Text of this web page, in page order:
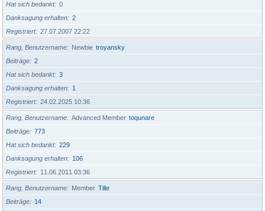
Hat sich bedankt
0
Danksagung erhalten
2
Registriert
27.07.2007 22:22
Rang, Benutzername Newbie troyansky
Beiträge
2
Hat sich bedankt
3
Danksagung erhalten
1
Registriert
24.02.2025 10:36
Rang, Benutzername Advanced Member toqunare
Beiträge
773
Hat sich bedankt
229
Danksagung erhalten
106
Registriert
11.06.2011 03:36
Rang, Benutzername Member Tille
Beiträge
14